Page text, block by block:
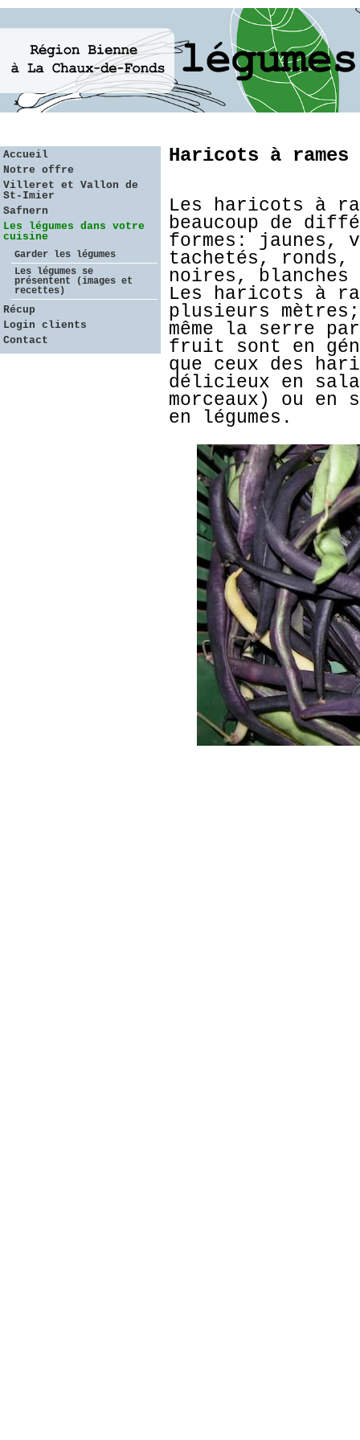
Accueil
Notre offre
Villeret et Vallon de
St-Imier
Safnern
Les légumes dans votre
cuisine
Garder les légumes
Les légumes se
présentent (images et
recettes)
Récup
Login clients
Contact
Haricots à rames
Les haricots à
beaucoup de
formes:
tachetés, ronds,
noires, blanches
Les haricots à
plusieurs
même la serre
fruit sont en
que ceux des
délicieux en
morceaux) ou en
en légumes.